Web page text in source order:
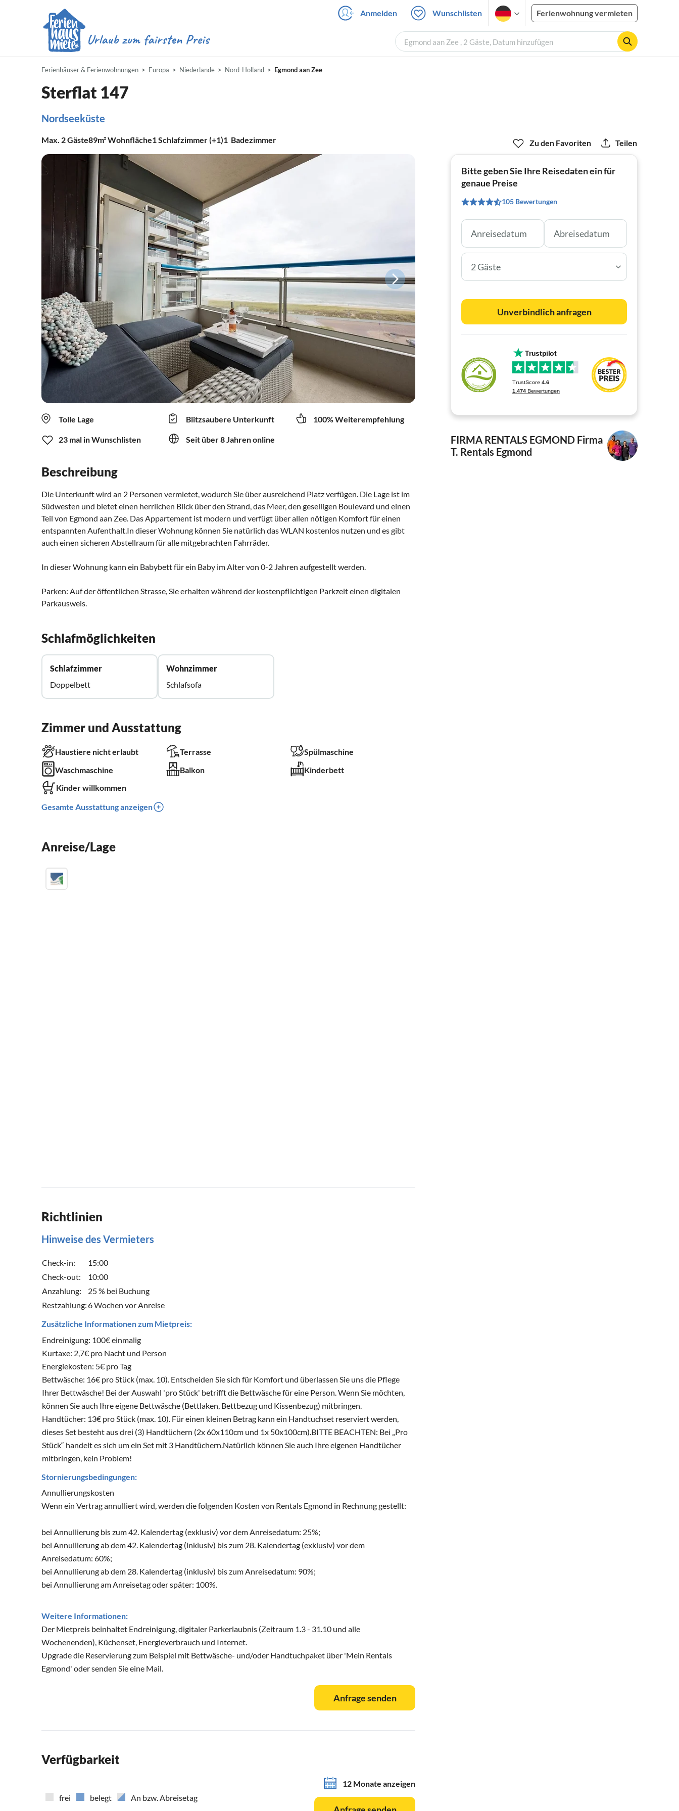
Anmelden Wunschlisten Ferienwohnung vermieten
Egmond aan Zee , 2 Gäste, Datum hinzufügen
Ferienhäuser & Ferienwohnungen Europa Niederlande Nord-Holland Egmond aan Zee
Sterflat 147
Nordseeküste
Max. 2Gäste89m²Wohnfläche1Schlafzimmer (+1)1 Badezimmer
Tolle Lage Blitzsaubere Unterkunft 100% Weiterempfehlung
23 mal in Wunschlisten Seit über 8 Jahren online
Beschreibung
Die Unterkunft wird an 2 Personen vermietet, wodurch Sie über ausreichend Platz verfügen. Die Lage ist im
Südwesten und bietet einen herrlichen Blick über den Strand, das Meer, den geselligen Boulevard und einen
Teil von Egmond aan Zee. Das Appartement ist modern und verfügt über allen nötigen Komfort für einen
entspannten Aufenthalt.In dieser Wohnung können Sie natürlich das WLAN kostenlos nutzen und es gibt
auch einen sicheren Abstellraum für alle mitgebrachten Fahrräder.
In dieser Wohnung kann ein Babybett für ein Baby im Alter von 0-2 Jahren aufgestellt werden.
Parken: Auf der öffentlichen Strasse, Sie erhalten während der kostenpflichtigen Parkzeit einen digitalen
Parkausweis.
Schlafmöglichkeiten
Schlafzimmer
Doppelbett
Wohnzimmer
Schlafsofa
Zimmer und Ausstattung
Haustiere nicht erlaubt Terrasse
Spülmaschine
Waschmaschine
Balkon
Kinderbett
Kinder willkommen
Gesamte Ausstattung anzeigen
Anreise/Lage
Richtlinien
Hinweise des Vermieters
Check-in:
15:00
Check-out:
10:00
Anzahlung:
25 % bei Buchung
Restzahlung:6 Wochen vor Anreise
Zusätzliche Informationen zum Mietpreis:
Endreinigung: 100€ einmalig
Kurtaxe: 2,7€ pro Nacht und Person
Energiekosten: 5€ pro Tag
Bettwäsche: 16€ pro Stück (max. 10). Entscheiden Sie sich für Komfort und überlassen Sie uns die Pflege
Ihrer Bettwäsche! Bei der Auswahl 'pro Stück' betrifft die Bettwäsche für eine Person. Wenn Sie möchten,
können Sie auch Ihre eigene Bettwäsche (Bettlaken, Bettbezug und Kissenbezug) mitbringen.
Handtücher: 13€ pro Stück (max. 10). Für einen kleinen Betrag kann ein Handtuchset reserviert werden,
dieses Set besteht aus drei (3) Handtüchern (2x 60x110cm und 1x 50x100cm).BITTE BEACHTEN: Bei „Pro
Stück“ handelt es sich um ein Set mit 3 Handtüchern.Natürlich können Sie auch Ihre eigenen Handtücher
mitbringen, kein Problem!
Stornierungsbedingungen:
Annullierungskosten
Wenn ein Vertrag annulliert wird, werden die folgenden Kosten von Rentals Egmond in Rechnung gestellt:
bei Annullierung bis zum 42. Kalendertag (exklusiv) vor dem Anreisedatum: 25%;
bei Annullierung ab dem 42. Kalendertag (inklusiv) bis zum 28. Kalendertag (exklusiv) vor dem
Anreisedatum: 60%;
bei Annullierung ab dem 28. Kalendertag (inklusiv) bis zum Anreisedatum: 90%;
bei Annullierung am Anreisetag oder später: 100%.
Weitere Informationen:
Der Mietpreis beinhaltet Endreinigung, digitaler Parkerlaubnis (Zeitraum 1.3 - 31.10 und alle
Wochenenden), Küchenset, Energieverbrauch und Internet.
Upgrade die Reservierung zum Beispiel mit Bettwäsche- und/oder Handtuchpaket über 'Mein Rentals
Egmond' oder senden Sie eine Mail.
Anfrage senden
Verfügbarkeit
12 Monate anzeigen
frei
belegt An bzw. Abreisetag
Zu den Favoriten Teilen
Bitte geben Sie Ihre Reisedaten ein für
genaue Preise
105 Bewertungen
2 Gäste
Unverbindlich anfragen
FIRMA RENTALS EGMOND Firma
T. Rentals Egmond